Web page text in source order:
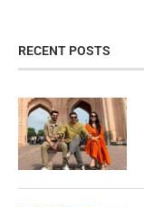
RECENT POSTS